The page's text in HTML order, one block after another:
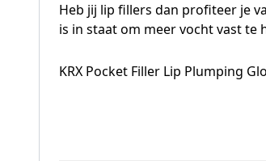
Heb jij lip fillers dan profiteer je
is in staat om meer vocht vast te
KRX Pocket Filler Lip Plumping